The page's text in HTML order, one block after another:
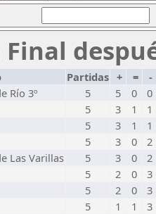
Partidas + =
-
Río 3º 5 5 0
0
5 3 1
1
5 3 1
1
5 3 0
2
Las Varillas 5 3 0
2
5 2 0
3
5 2 0
3
5 1 1
3